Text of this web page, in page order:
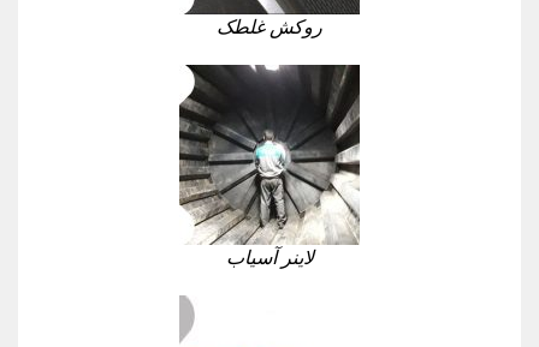
روکش غلطک
لاینر آسیاب